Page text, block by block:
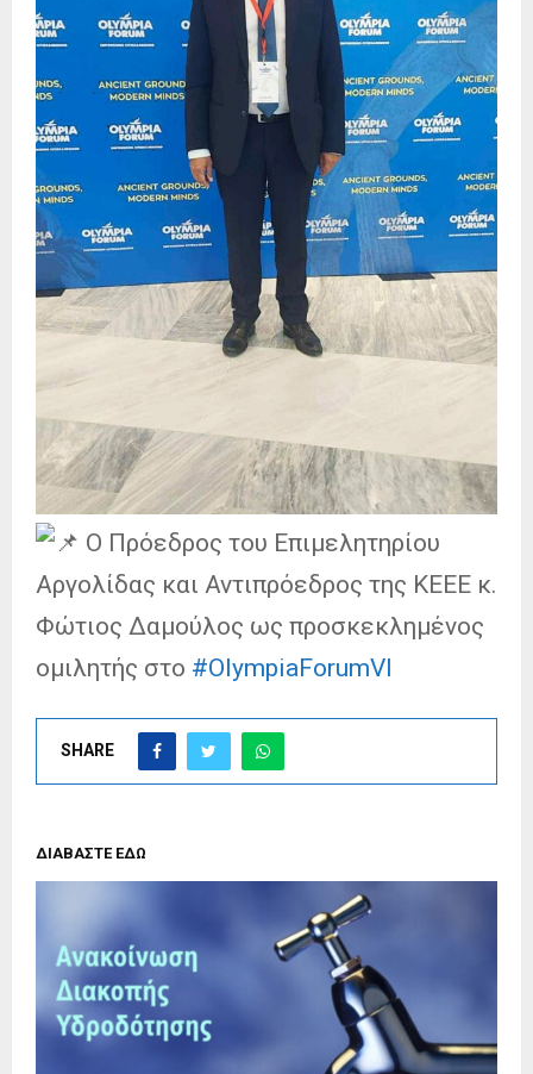
Ο Πρόεδρος του Επιμελητηρίου
Αργολίδας και Αντιπρόεδρος της ΚΕΕΕ κ.
Φώτιος Δαμούλος ως προσκεκλημένος
ομιλητής στο #OlympiaForumVI
SHARE
ΔΙΑΒΑΣΤΕ ΕΔΩ